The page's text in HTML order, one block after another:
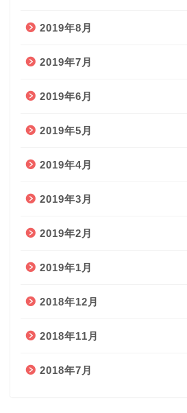
2019年8月
2019年7月
2019年6月
2019年5月
2019年4月
2019年3月
2019年2月
2019年1月
2018年12月
2018年11月
2018年7月